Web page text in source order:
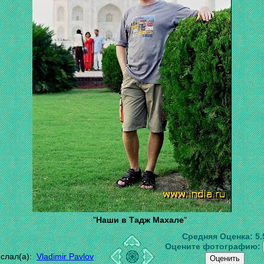
"Наши в Тадж Махале"
Vladimir Pavlov
Средняя Оценка:
Оцените фотографию: